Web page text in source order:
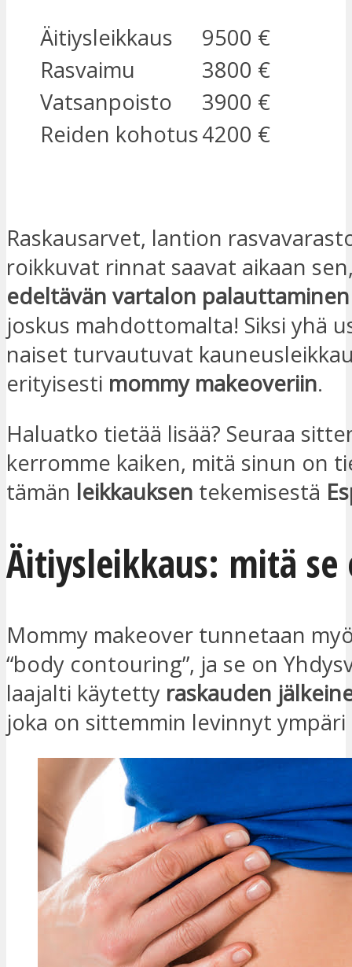
Äitiysleikkaus
9500 €
Rasvaimu
3800 €
Vatsanpoisto
3900 €
Reiden kohotus4200 €
Raskausarvet, lantion
roikkuvat rinnat saavat aikaan
edeltävän vartalon palauttaminen
joskus mahdottomalta! Siksi yhä
naiset turvautuvat
erityisesti mommy makeoveriin.
Haluatko tietää lisää? Seuraa
kerromme kaiken, mitä sinun on
tämän leikkauksen tekemisestä
Äitiysleikkaus: mitä se
Mommy makeover tunnetaan
“body contouring”, ja se on
laajalti käytetty raskauden
joka on sittemmin levinnyt ympäri